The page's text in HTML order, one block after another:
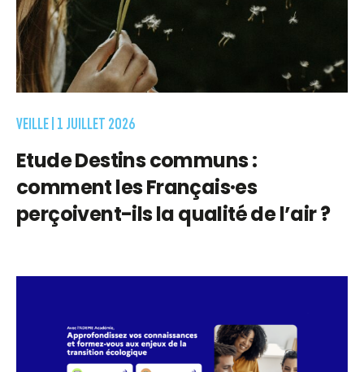
VEILLE | 1 JUILLET 2026
Etude Destins communs :
comment les Français·es
perçoivent-ils la qualité de l’air ?